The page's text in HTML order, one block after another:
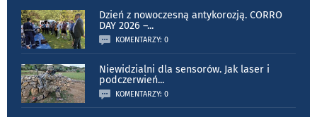
Dzień z nowoczesną antykorozją. CORRO
DAY 2026 –...
KOMENTARZY: 0
Niewidzialni dla sensorów. Jak laser i
podczerwień...
KOMENTARZY: 0